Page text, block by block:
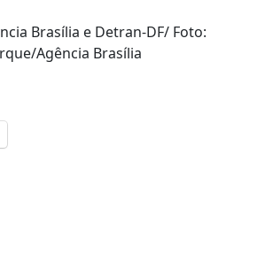
Brasília e Detran-DF/ Foto:
Agência Brasília